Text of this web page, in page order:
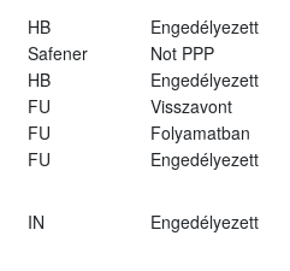
HB
Engedélyezett
Safener
Not PPP
HB
Engedélyezett
FU
Visszavont
FU
Folyamatban
FU
Engedélyezett
IN Engedélyezett